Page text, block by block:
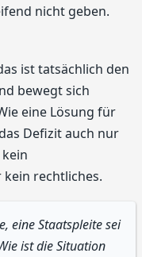
nicht geben.
ist tatsächlich den
bewegt sich
eine Lösung für
Defizit auch nur
rechtliches.
eine Staatspleite sei
ist die Situation